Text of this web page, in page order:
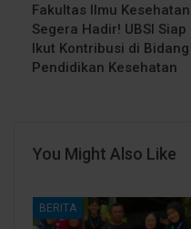
Fakultas Ilmu Kesehatan
Segera Hadir! UBSI Siap
Ikut Kontribusi di Bidang
Pendidikan Kesehatan
You Might Also Like
BERITA